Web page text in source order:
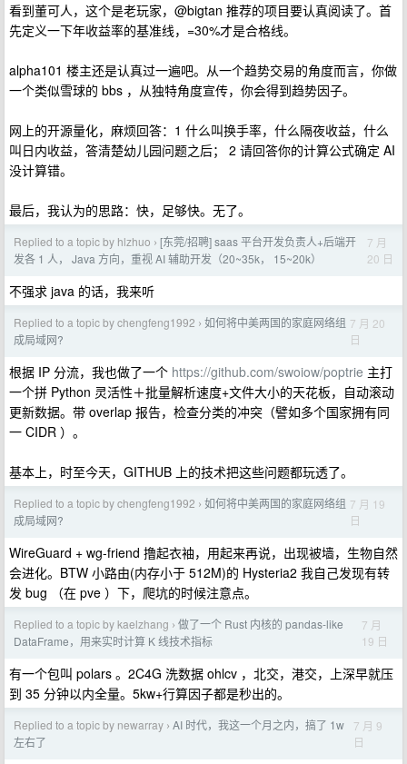
看到董可人，这个是老玩家，@bigtan 推荐的项目要认真阅读了。首
先定义一下年收益率的基准线，=30%才是合格线。
alpha101 楼主还是认真过一遍吧。从一个趋势交易的角度而言，你做
一个类似雪球的 bbs ，从独特角度宣传，你会得到趋势因子。
网上的开源量化，麻烦回答：1 什么叫换手率，什么隔夜收益，什么
叫日内收益，答清楚幼儿园问题之后； 2 请回答你的计算公式确定 AI
没计算错。
最后，我认为的思路：快，足够快。无了。
Replied to a topic by hlzhuo › [东莞/招聘] saas 平台开发负责人+后端开
发各 1 人， Java 方向，重视 AI 辅助开发（20~35k， 15~20k）
7 月
20 日
不强求 java 的话，我来听
Replied to a topic by chengfeng1992 › 如何将中美两国的家庭网络组
成局域网?
7 月 20
日
根据 IP 分流，我也做了一个 https://github.com/swoiow/poptrie 主打
一个拼 Python 灵活性＋批量解析速度+文件大小的天花板，自动滚动
更新数据。带 overlap 报告，检查分类的冲突（譬如多个国家拥有同
一 CIDR ）。
基本上，时至今天，GITHUB 上的技术把这些问题都玩透了。
Replied to a topic by chengfeng1992 › 如何将中美两国的家庭网络组
成局域网?
7 月 19
日
WireGuard + wg-friend 撸起衣袖，用起来再说，出现被墙，生物自然
会进化。BTW 小路由(内存小于 512M)的 Hysteria2 我自己发现有转
发 bug （在 pve ）下，爬坑的时候注意点。
Replied to a topic by kaelzhang › 做了一个 Rust 内核的 pandas-like
DataFrame，用来实时计算 K 线技术指标
7 月
19 日
有一个包叫 polars 。2C4G 洗数据 ohlcv ，北交，港交，上深早就压
到 35 分钟以内全量。5kw+行算因子都是秒出的。
Replied to a topic by newarray › AI 时代，我这一个月之内，搞了 1w
左右了
7 月 9
日